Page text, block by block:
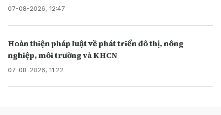
07-08-2026, 12:47
Hoàn thiện pháp luật về phát triển đô thị, nông
nghiệp, môi trường và KHCN
07-08-2026, 11:22